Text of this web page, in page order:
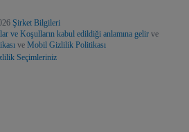
Şirket Bilgileri
ve Koşulların kabul edildiği anlamına gelir ve
ve Mobil Gizlilik Politikası
Seçimleriniz